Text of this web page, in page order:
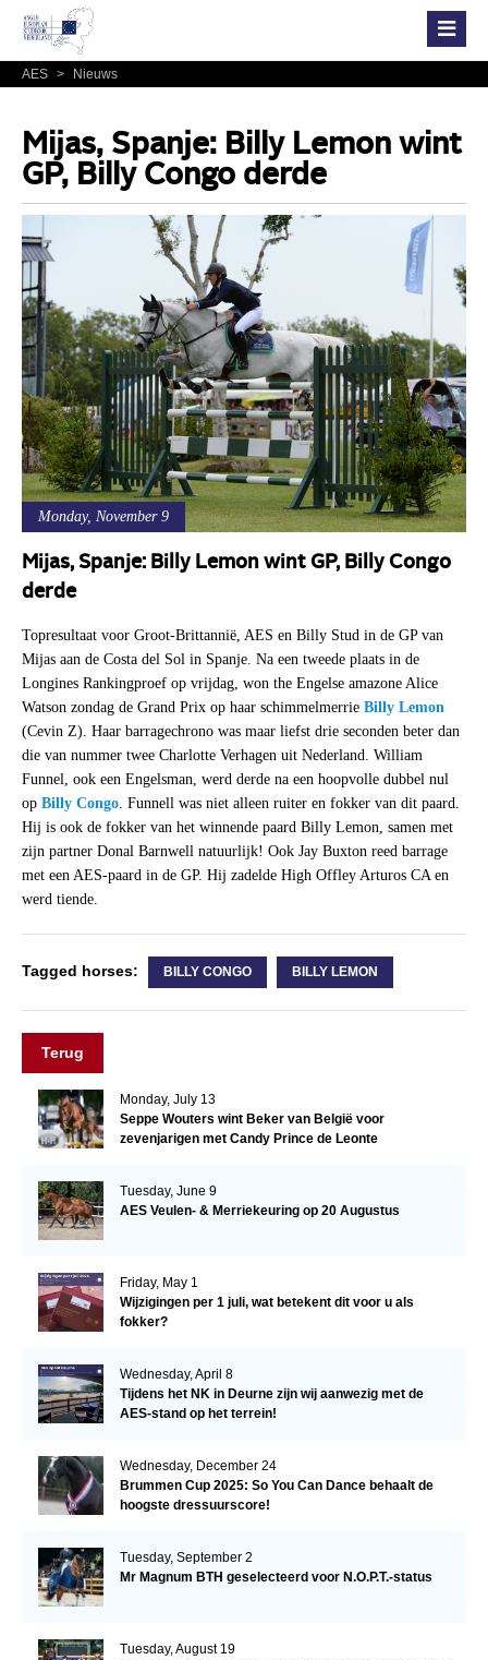
AES > Nieuws
Mijas, Spanje: Billy Lemon wint
GP, Billy Congo derde
Monday, November 9
Mijas, Spanje: Billy Lemon wint GP, Billy Congo
derde
Topresultaat voor Groot-Brittannië, AES en Billy Stud in de GP van
Mijas aan de Costa del Sol in Spanje. Na een tweede plaats in de
Longines Rankingproef op vrijdag, won the Engelse amazone Alice
Watson zondag de Grand Prix op haar schimmelmerrie Billy Lemon
(Cevin Z). Haar barragechrono was maar liefst drie seconden beter dan
die van nummer twee Charlotte Verhagen uit Nederland. William
Funnel, ook een Engelsman, werd derde na een hoopvolle dubbel nul
op Billy Congo. Funnell was niet alleen ruiter en fokker van dit paard.
Hij is ook de fokker van het winnende paard Billy Lemon, samen met
zijn partner Donal Barnwell natuurlijk! Ook Jay Buxton reed barrage
met een AES-paard in de GP. Hij zadelde High Offley Arturos CA en
werd tiende.
Tagged horses: BILLY CONGO BILLY LEMON
Terug
Monday, July 13
Seppe Wouters wint Beker van België voor
zevenjarigen met Candy Prince de Leonte
Tuesday, June 9
AES Veulen- & Merriekeuring op 20 Augustus
Friday, May 1
Wijzigingen per 1 juli, wat betekent dit voor u als
fokker?
Wednesday, April 8
Tijdens het NK in Deurne zijn wij aanwezig met de
AES-stand op het terrein!
Wednesday, December 24
Brummen Cup 2025: So You Can Dance behaalt de
hoogste dressuurscore!
Tuesday, September 2
Mr Magnum BTH geselecteerd voor N.O.P.T.-status
Tuesday, August 19